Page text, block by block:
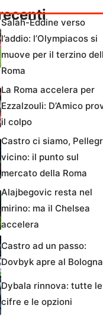
Salah-Eddine verso
l’addio: l’Olympiacos si
muove per il terzino
Roma
La Roma accelera per
Ezzalzouli: D’Amico
il colpo
Castro ci siamo,
vicino: il punto sul
mercato della Roma
Alajbegovic resta nel
mirino: ma il Chelsea
accelera
Castro ad un passo:
Dovbyk apre al Bologna
Dybala rinnova: tutte le
cifre e le opzioni